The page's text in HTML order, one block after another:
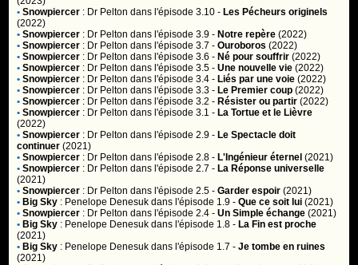
• Snowpiercer : Dr Pelton dans l'épisode 3.10 - Les Pécheurs originels
(2022)
• Snowpiercer : Dr Pelton dans l'épisode 3.9 - Notre repère (2022)
• Snowpiercer : Dr Pelton dans l'épisode 3.7 -Ouroboros (2022)
• Snowpiercer : Dr Pelton dans l'épisode 3.6 - Né pour souffrir (2022)
• Snowpiercer : Dr Pelton dans l'épisode 3.5 -Une nouvelle vie (2022)
• Snowpiercer : Dr Pelton dans l'épisode 3.4 - Liés par une voie (2022)
• Snowpiercer : Dr Pelton dans l'épisode 3.3 - Le Premier coup (2022)
• Snowpiercer : Dr Pelton dans l'épisode 3.2 - Résister ou partir (2022)
• Snowpiercer : Dr Pelton dans l'épisode 3.1 - La Tortue et le Lièvre
(2022)
• Snowpiercer : Dr Pelton dans l'épisode 2.9 - Le Spectacle doit
continuer (2021)
• Snowpiercer : Dr Pelton dans l'épisode 2.8 - L'Ingénieur éternel (2021)
• Snowpiercer : Dr Pelton dans l'épisode 2.7 - La Réponse universelle
(2021)
• Snowpiercer : Dr Pelton dans l'épisode 2.5 -Garder espoir (2021)
• Big Sky : Penelope Denesuk dans l'épisode 1.9 -Que ce soit lui (2021)
• Snowpiercer : Dr Pelton dans l'épisode 2.4 -Un Simple échange (2021)
• Big Sky : Penelope Denesuk dans l'épisode 1.8 - La Fin est proche
(2021)
• Big Sky : Penelope Denesuk dans l'épisode 1.7 -Je tombe en ruines
(2021)